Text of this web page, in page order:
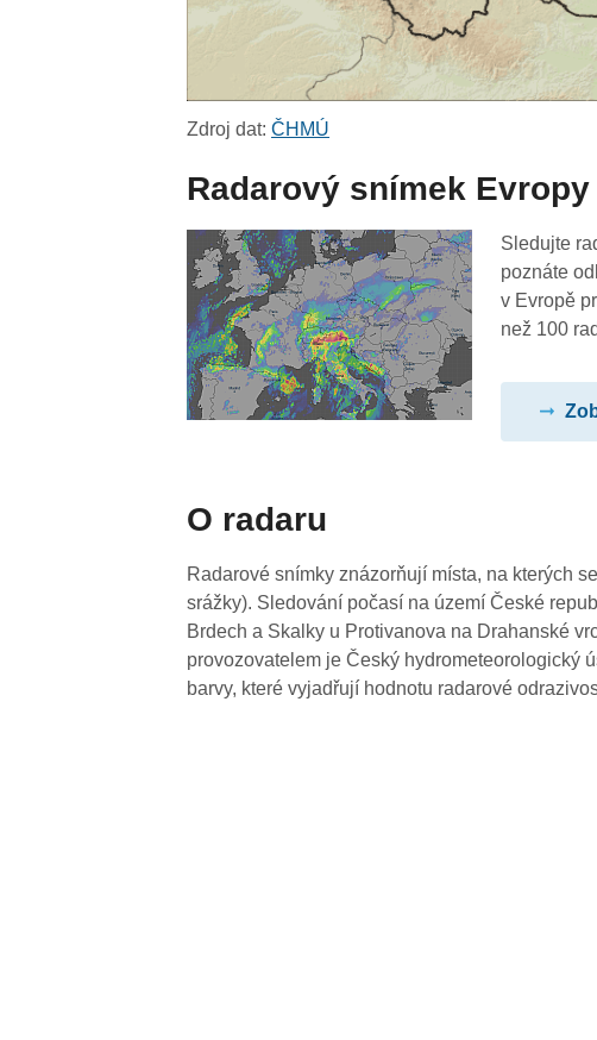
Zdroj dat:ČHMÚ
Radarový snímek Evropy
Sledujte
poznáte
v Evropě
než 100
O radaru
Radarové snímky znázorňují místa, na kterých
srážky). Sledování počasí na území České
Brdech a Skalky u Protivanova na Drahanské
provozovatelem je Český hydrometeorologický
barvy, které vyjadřují hodnotu radarové